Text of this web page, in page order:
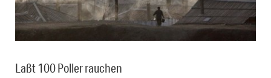
Laßt 100 Poller rauchen